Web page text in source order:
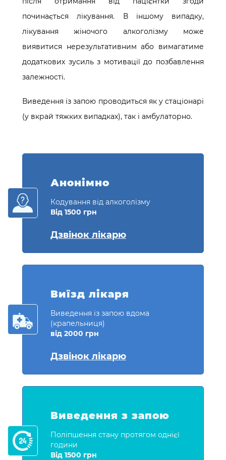
починається лікування. В іншому випадку,
лікування жіночого алкоголізму може
виявитися нерезультативним або вимагатиме
додаткових зусиль з мотивації до позбавлення
залежності.
Виведення із запою проводиться як у стаціонарі
(у вкрай тяжких випадках), так і амбулаторно.
Анонімно
Кодування від алкоголізму
Від 1500 грн
Дзвінок лікарю
Виїзд лікаря
Виведення із запою вдома
(крапельниця)
від 2000 грн
Дзвінок лікарю
Виведення з запою
Поліпшення стану протягом однієї
години
Від 1500 грн